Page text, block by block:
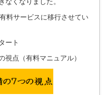
料サービスに移行させてい
ート
視点（有料マニュアル）